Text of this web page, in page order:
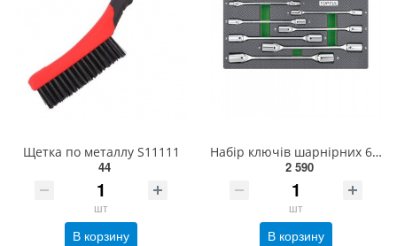
Щетка по металлу S11111
44
шт
В корзину
Набір ключів шарнірних 6-19 мм 7 од. (в ложементі, тип А) TOPTUL GEA0703
2 590
шт
В корзину